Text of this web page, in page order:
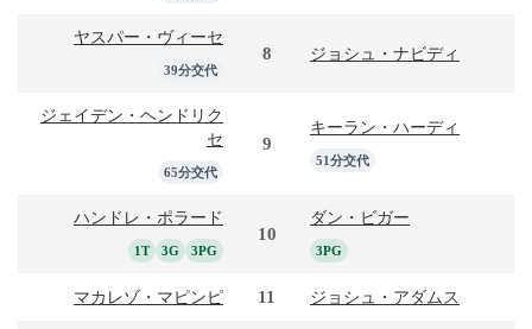
ヤスパー・ヴィーセ
39分交代
8 ジョシュ・ナビディ
ジェイデン・ヘンドリク
セ
65分交代
9
キーラン・ハーディ
51分交代
ハンドレ・ポラード
1T 3G 3PG
10
ダン・ビガー
3PG
マカレゾ・マピンピ 11 ジョシュ・アダムス